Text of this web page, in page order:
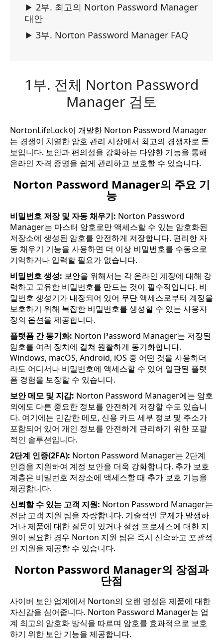
2부. 최고의 Norton Password Manager
대안
3부. Norton Password Manager FAQ
1부. 전체 Norton Password
Manager 검토
NortonLifeLock이 개발한 Norton Password Manager
는 경쟁이 치열한 암호 관리 시장에서 최고의 경쟁자로 돋
보입니다. 보안과 편의성을 강화하는 다양한 기능을 통해
온라인 자격 증명을 쉽게 관리하고 보호할 수 있습니다.
Norton Password Manager의 주요 기
능
비밀번호 저장 및 자동 채우기: Norton Password
Manager는 마스터 암호로만 액세스할 수 있는 암호화된
저장소에 생성된 암호를 안전하게 저장합니다. 편리한 자
동 채우기 기능을 사용하면 더 이상 비밀번호를 수동으로
기억하거나 입력할 필요가 없습니다.
비밀번호 생성: 보안을 위해서는 각 온라인 계정에 대해 강
력하고 고유한 비밀번호를 만드는 것이 필수적입니다. 비
밀번호 생성기가 내장되어 있어 무단 액세스로부터 계정을
보호하기 위해 복잡한 비밀번호를 생성할 수 있는 사용자
정의 옵션을 제공합니다.
플랫폼 간 동기화: Norton Password Manager는 저장된
암호를 여러 장치에 걸쳐 원활하게 동기화합니다.
Windows, macOS, Android, iOS 중 어떤 것을 사용하더
라도 어디서나 비밀번호에 액세스할 수 있어 일관된 플랫
폼 경험을 보장할 수 있습니다.
보안 메모 및 지갑: Norton Password Manager에는 암호
외에도 다른 중요한 정보를 안전하게 저장할 수도 있습니
다. 여기에는 민감한 메모, 신용 카드 세부 정보 및 주소가
포함되어 있어 개인 정보를 안전하게 관리하기 위한 포괄
적인 솔루션입니다.
2단계 인증(2FA): Norton Password Manager는 2단계
인증을 지원하여 계정 보안을 더욱 강화합니다. 추가 보호
계층은 비밀번호 저장소에 액세스할 때 추가 보호 기능을
제공합니다.
신뢰할 수 있는 고객 지원: Norton Password Manager는
전담 고객 지원 팀을 자랑합니다. 기술적인 문제가 발생하
거나 제품에 대한 질문이 있거나 설정 프로세스에 대한 지
원이 필요한 경우 Norton 지원 팀은 즉시 신속하고 포괄적
인 지원을 제공할 수 있습니다.
Norton Password Manager의 장점과
단점
사이버 보안 업계에서 Norton의 오랜 명성은 제품에 대한
자신감을 심어줍니다. Norton Password Manager는 업
계 최고의 암호화 방식을 따르며 암호를 효과적으로 보호
하기 위한 보안 기능을 제공합니다.